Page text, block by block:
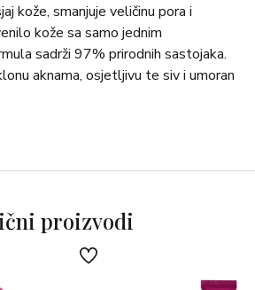
kože, smanjuje veličinu pora i
kože sa samo jednim
sadrži 97% prirodnih sastojaka.
aknama, osjetljivu te siv i umoran
proizvodi